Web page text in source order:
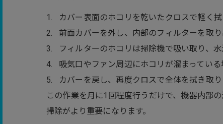
カバー表面のホコリを乾いたクロスで軽く拭
前面カバーを外し、内部のフィルターを取り
フィルターのホコリは掃除機で吸い取り、
吸気口やファン周辺にホコリが溜まってい
カバーを戻し、再度クロスで全体を拭き取り
この作業を月に1回程度行うだけで、機器内部
掃除がより重要になります。